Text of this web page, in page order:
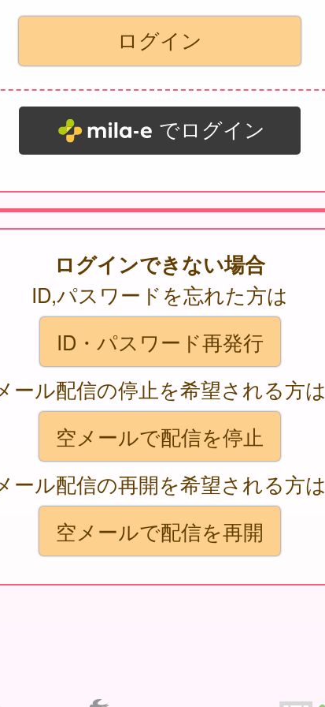
でログイン
ログインできない場合
ID,パスワードを忘れた方は
ID・パスワード再発行
ール配信の停止を希望される方は
空メールで配信を停止
ール配信の再開を希望される方は
空メールで配信を再開